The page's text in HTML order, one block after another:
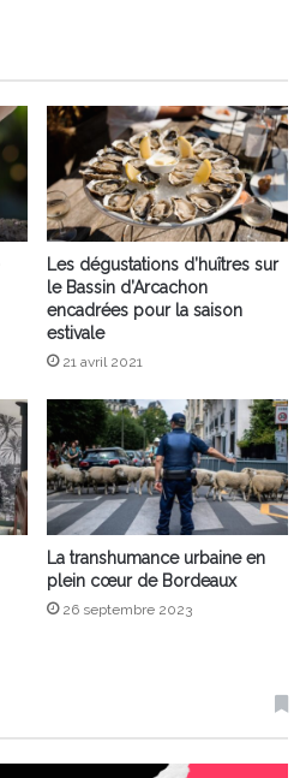
Les dégustations d’huîtres sur
le Bassin d’Arcachon
encadrées pour la saison
estivale
21 avril 2021
La transhumance urbaine en
plein cœur de Bordeaux
26 septembre 2023